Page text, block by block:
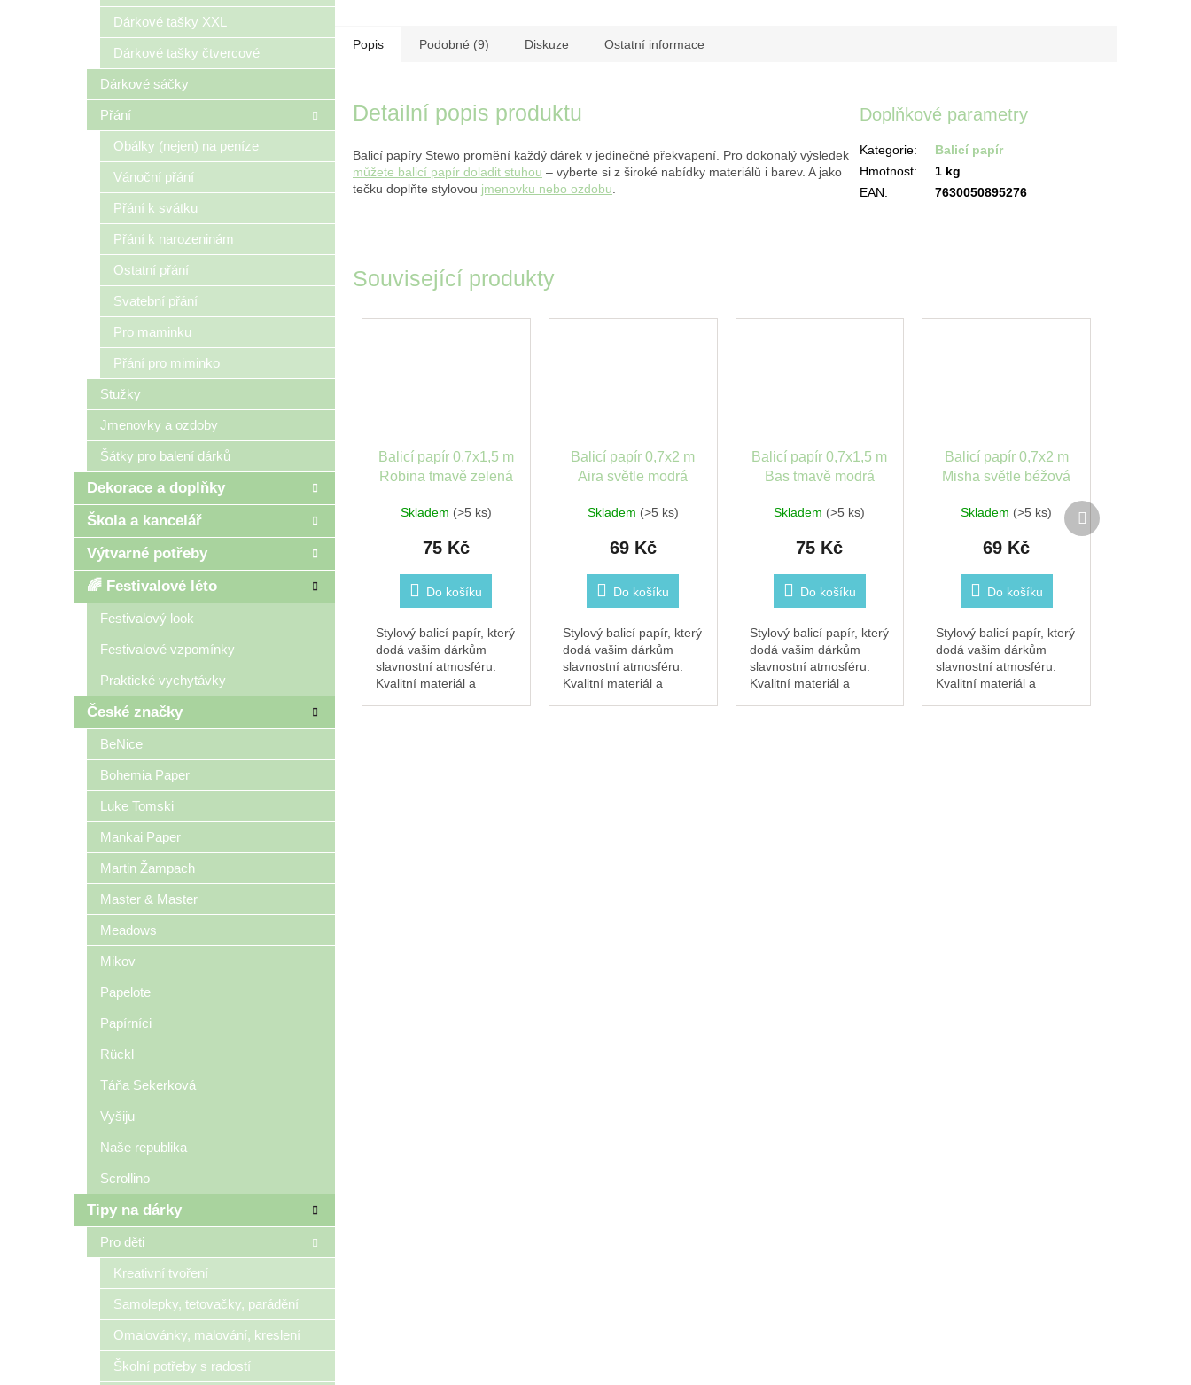
Dárkové tašky XXL
Dárkové tašky čtvercové
Dárkové sáčky
Přání
Obálky (nejen) na peníze
Vánoční přání
Přání k svátku
Přání k narozeninám
Ostatní přání
Svatební přání
Pro maminku
Přání pro miminko
Stužky
Jmenovky a ozdoby
Šátky pro balení dárků
Dekorace a doplňky
Škola a kancelář
Výtvarné potřeby
🌈 Festivalové léto
Festivalový look
Festivalové vzpomínky
Praktické vychytávky
České značky
BeNice
Bohemia Paper
Luke Tomski
Mankai Paper
Martin Žampach
Master & Master
Meadows
Mikov
Papelote
Papírníci
Rückl
Táňa Sekerková
Vyšiju
Naše republika
Scrollino
Tipy na dárky
Pro děti
Kreativní tvoření
Samolepky, tetovačky, parádění
Omalovánky, malování, kreslení
Školní potřeby s radostí
Související produkty
Balicí papír 0,7x1,5 m
Robina tmavě zelená
Skladem (>5 ks)
75 Kč
Do košíku
Stylový balicí papír, který
dodá vašim dárkům
slavnostní atmosféru.
Kvalitní materiál a
Balicí papír 0,7x2 m
Aira světle modrá
Skladem (>5 ks)
69 Kč
Do košíku
Stylový balicí papír, který
dodá vašim dárkům
slavnostní atmosféru.
Kvalitní materiál a
Balicí papír 0,7x1,5 m
Bas tmavě modrá
Skladem (>5 ks)
75 Kč
Do košíku
Stylový balicí papír, který
dodá vašim dárkům
slavnostní atmosféru.
Kvalitní materiál a
Balicí papír 0,7x2 m
Misha světle béžová
Skladem (>5 ks)
69 Kč
Do košíku
Stylový balicí papír, který
dodá vašim dárkům
slavnostní atmosféru.
Kvalitní materiál a
Další
produkt
Popis Podobné (9) Diskuze Ostatní informace
Detailní popis produktu
Balicí papíry Stewo promění každý dárek v jedinečné překvapení. Pro dokonalý výsledek
můžete balicí papír doladit stuhou – vyberte si z široké nabídky materiálů i barev. A jako
tečku doplňte stylovou jmenovku nebo ozdobu.
Doplňkové parametry
Kategorie:
Balicí papír
Hmotnost:
1 kg
EAN: 7630050895276